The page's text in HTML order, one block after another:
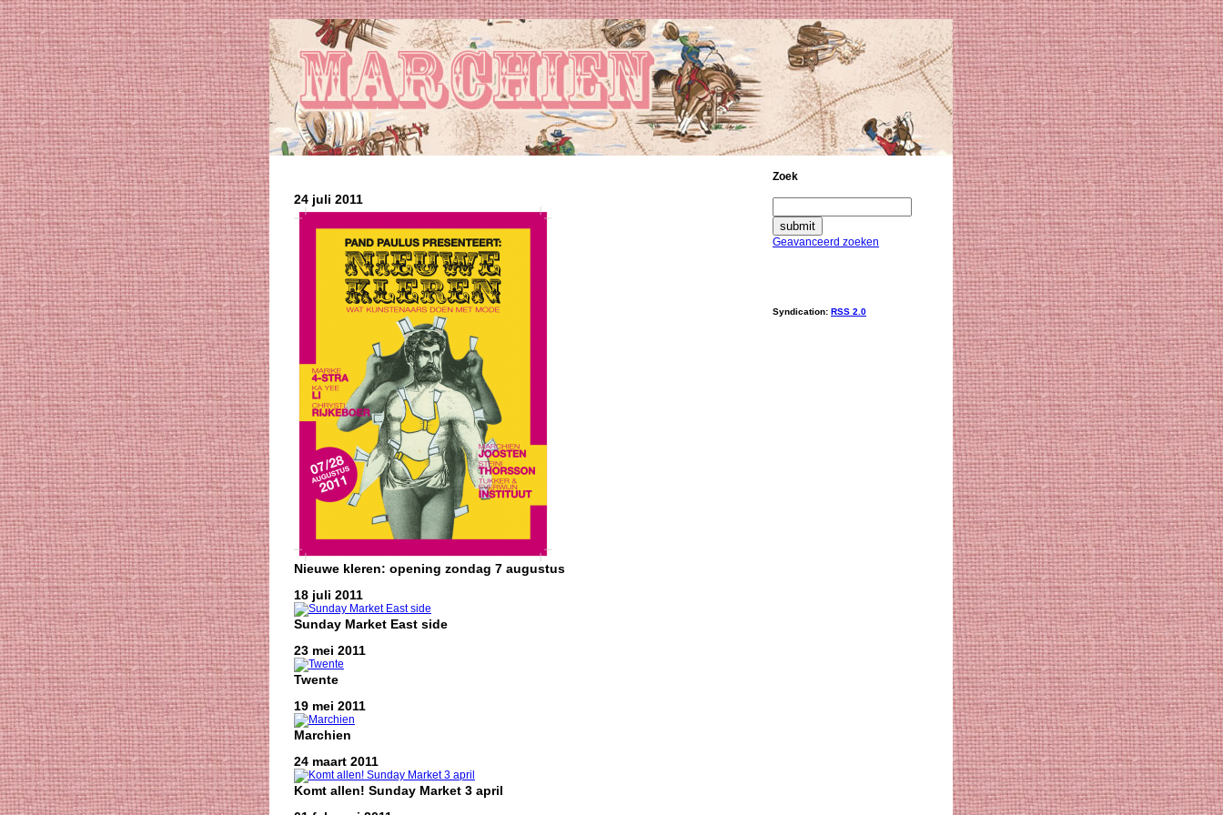
24 juli 2011
Nieuwe kleren: opening zondag 7 augustus
18 juli 2011
Sunday Market East side
23 mei 2011
Twente
19 mei 2011
Marchien
24 maart 2011
Komt allen! Sunday Market 3 april
Zoek
Geavanceerd zoeken
Syndication: RSS 2.0